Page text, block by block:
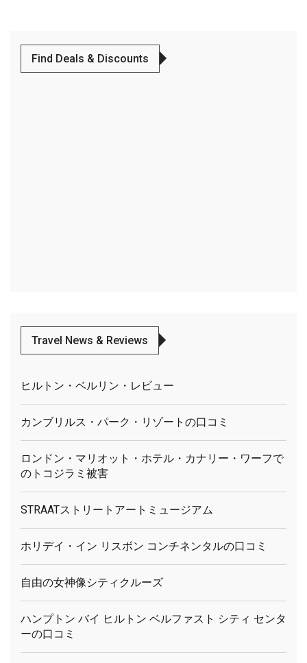
Find Deals & Discounts
Travel News & Reviews
ヒルトン・ベルリン・レビュー
カンブリルス・パーク・リゾートの口コミ
ロンドン・マリオット・ホテル・カナリー・ワーフで
のトコジラミ被害
STRAATストリートアートミュージアム
ホリデイ・イン リスボン コンチネンタルの口コミ
自由の女神像シティクルーズ
ハンプトン バイ ヒルトン ベルファスト シティ センタ
ーの口コミ